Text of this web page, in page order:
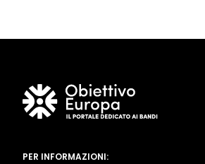
PER INFORMAZIONI: